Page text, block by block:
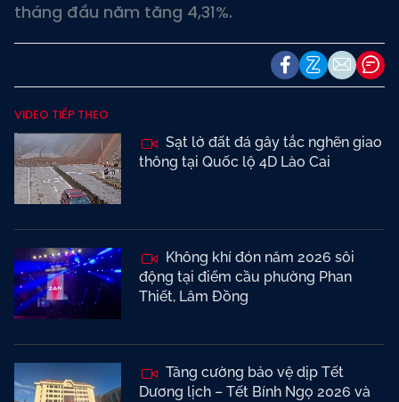
tháng đầu năm tăng 4,31%.
VIDEO TIẾP THEO
Sạt lở đất đá gây tắc nghẽn giao
thông tại Quốc lộ 4D Lào Cai
Không khí đón năm 2026 sôi
động tại điểm cầu phường Phan
Thiết, Lâm Đồng
Tăng cường bảo vệ dịp Tết
Dương lịch – Tết Bính Ngọ 2026 và